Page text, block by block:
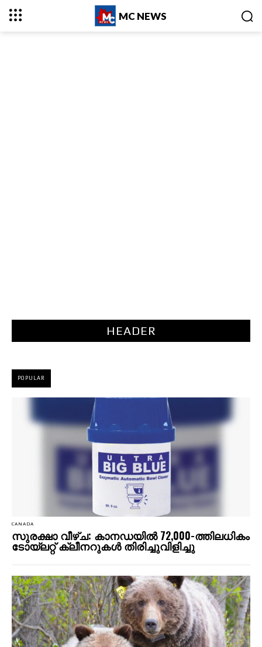
MC NEWS
HEADER
POPULAR
CANADA
സുരക്ഷാ വീഴ്ച: കാനഡയില്‍ 72,000-ത്തിലധികം
ടോയ്ലറ്റ് ക്ലീനറുകള്‍ തിരിച്ചുവിളിച്ചു